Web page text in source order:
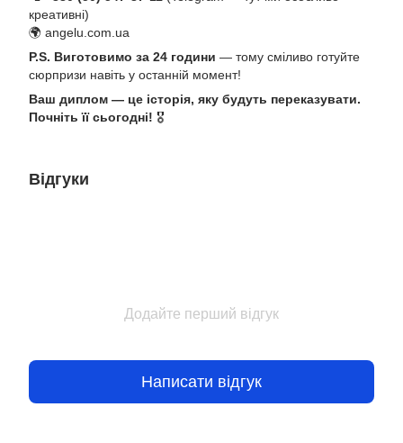
креативні)
🌍 angelu.com.ua
P.S. Виготовимо за 24 години — тому сміливо готуйте
сюрпризи навіть у останній момент!
Ваш диплом — це історія, яку будуть переказувати.
Почніть її сьогодні! 🎖️
Відгуки
Додайте перший відгук
Написати відгук